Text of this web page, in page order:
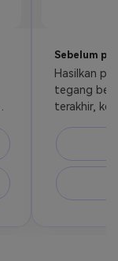
Sebelum
Hasilkan
tegang
terakhir,
sinematik,
keburuan